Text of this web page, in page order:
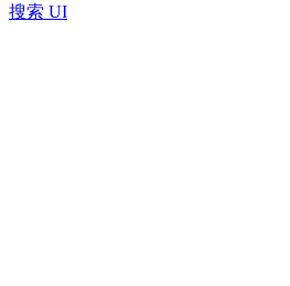
搜索 UI